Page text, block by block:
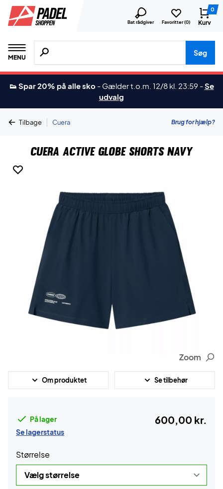
Bat rådgiver Favoritter (0)
0
Kurv
MENU
Søg efter produkter, mærker etc.
Søg
👟 Spar 20% på alle sko - Gælder t.o.m. 12/8 kl. 23:59 -Se
udvalg
Tilbage | Cuera Brug for hjælp?
Cuera Active Globe Shorts Navy
Zoom
Om produktet Se tilbehør
På lager
Se lagerstatus
600,00 kr.
Størrelse